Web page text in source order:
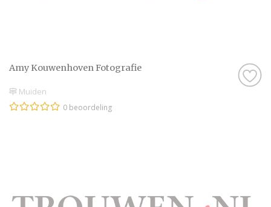
Amy Kouwenhoven Fotografie
Muiden
0 beoordeling